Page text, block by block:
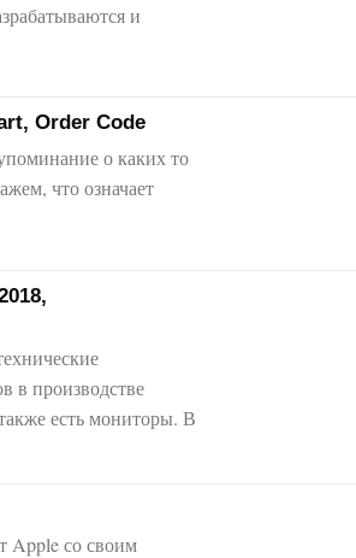
и
Order Code
о каких то
что означает
есть мониторы. В
Apple со своим